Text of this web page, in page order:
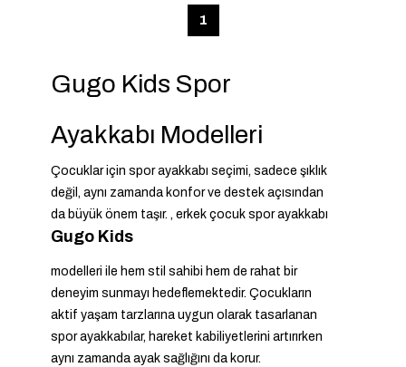
1
Gugo Kids Spor
Ayakkabı Modelleri
Çocuklar için spor ayakkabı seçimi, sadece şıklık
değil, aynı zamanda konfor ve destek açısından
da büyük önem taşır.
Gugo Kids
, erkek çocuk spor ayakkabı
modelleri ile hem stil sahibi hem de rahat bir
deneyim sunmayı hedeflemektedir. Çocukların
aktif yaşam tarzlarına uygun olarak tasarlanan
spor ayakkabılar, hareket kabiliyetlerini artırırken
aynı zamanda ayak sağlığını da korur.